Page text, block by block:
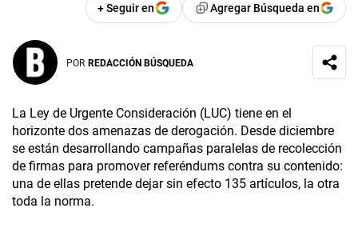
+ Seguir en Agregar Búsqueda en
POR REDACCIÓN BÚSQUEDA
La Ley de Urgente Consideración (LUC) tiene en el
horizonte dos amenazas de derogación. Desde diciembre
se están desarrollando campañas paralelas de recolección
de firmas para promover referéndums contra su contenido:
una de ellas pretende dejar sin efecto 135 artículos, la otra
toda la norma.